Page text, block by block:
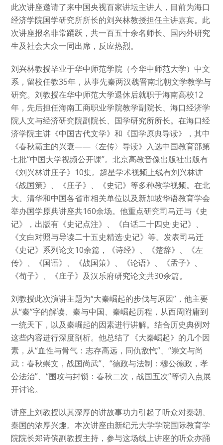
此次讲座邀请了来中国央视百家讲坛主讲人，目前为海口
经济学院国学研究所所长的刘兴林教授担任主讲嘉宾。此
次讲座报名非常踊跃，共一百五十余名师长、国内外研究
生及社会大众一同出席，反应热烈。
刘兴林教授毕业于华中师范学院（今华中师范大学）中文
系，留校任教35年，从事先秦两汉魏晋南北朝文学教学与
研究。刘教授在华中师范大学退休后就职于海南高校12
年，先后担任海南工商职业学院教学副院长、海口经济学
院人文与经济研究院副院长、国学研究所所长。在海口经
济学院主讲《中国古代文学》和《国学原典导读》，其中
《春秋霸主的兴衰——〈左传〉导读》入选中国教育部第
七批“中国大学视频公开课”。北京高教音像出版社出版有
《刘兴林讲庄子》10集。超星学术视频上线有刘兴林讲
《战国策》、《庄子》、《史记》等多种教学视频。在北
大、清华和中国各省市相关单位以及新加坡华语教育学会
举办国学原典讲座共160余场。他重点研究司马迁与《史
记》，出版有《史记点注》、《白话二十四史·史记》、
《文白对照与导读二十五史精选·史记》等。发表司马迁
《史记》系列论文10余篇，《诗经》、《楚辞》、《左
传》、《国语》、《战国策》、《论语》、《孟子》、
《荀子》、《庄子》及汉乐府研究论文共30余篇。
刘教授此次演讲主题为“大秦崛起的步伐与原因”，他主要
从“秦”字的解读、秦与中国、秦崛起历程，从西周附庸到
一统天下，以及秦崛起的因素进行讲解。结合历史典例对
这些内容进行深度剖析。他总结了《大秦崛起》的几个因
素，从“血性与骨气：志存高远，同仇敌忾”、“崇文与尚
武：春秋崇文，战国尚武”、“德政与法制：穆公德政，孝
公法治”、“围攻与封锁：春秋二次，战国五次”等切入点展
开讨论。
讲座上刘教授以其深厚的讲故事功力引起了听众对秦朝、
秦国的浓厚兴趣。本次讲座由新纪元大学学院国际教育学
院院长郑诗傧副教授主持，参与这场线上讲座的听众亦踊